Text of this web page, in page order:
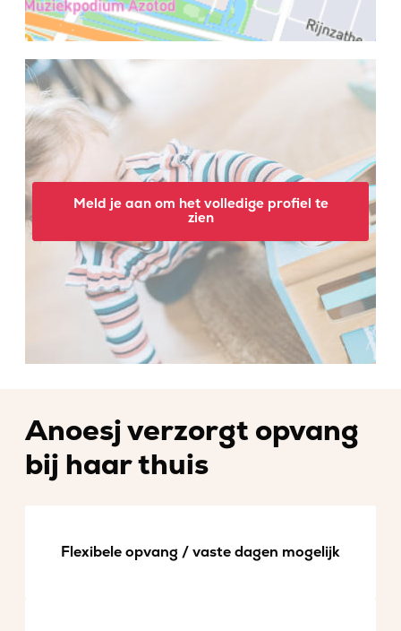
Meld je aan om het volledige profiel te
zien
Anoesj verzorgt opvang
bij haar thuis
Flexibele opvang / vaste dagen mogelijk